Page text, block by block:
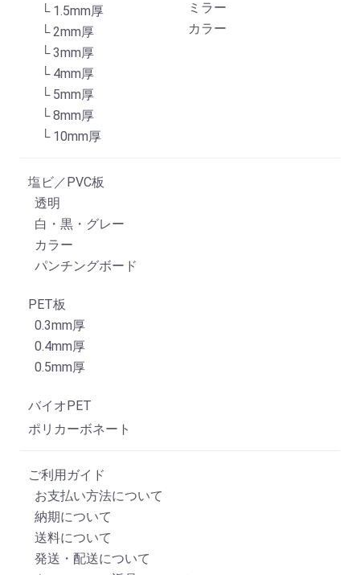
└ 1.5mm厚
└ 2mm厚
└ 3mm厚
└ 4mm厚
└ 5mm厚
└ 8mm厚
└ 10mm厚
ミラー
カラー
塩ビ／PVC板
透明
白・黒・グレー
カラー
パンチングボード
PET板
0.3mm厚
0.4mm厚
0.5mm厚
バイオPET
ポリカーボネート
ご利用ガイド
お支払い方法について
納期について
送料について
発送・配送について